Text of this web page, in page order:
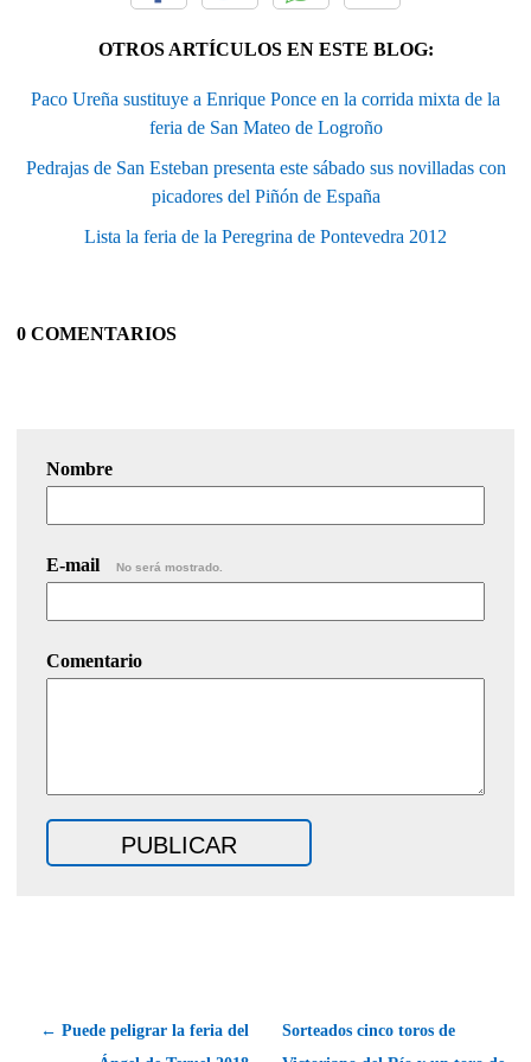
OTROS ARTÍCULOS EN ESTE BLOG:
Paco Ureña sustituye a Enrique Ponce en la corrida mixta de la
feria de San Mateo de Logroño
Pedrajas de San Esteban presenta este sábado sus novilladas con
picadores del Piñón de España
Lista la feria de la Peregrina de Pontevedra 2012
0 COMENTARIOS
Nombre
E-mail No será mostrado.
Comentario
← Puede peligrar la feria del
Sorteados cinco toros de